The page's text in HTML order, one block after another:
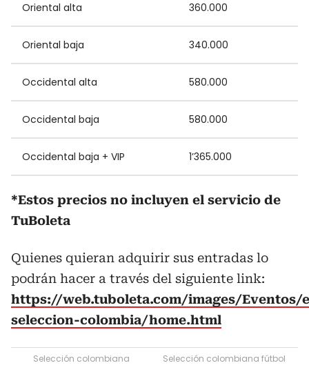
Oriental alta 360.000
Oriental baja 340.000
Occidental alta 580.000
Occidental baja 580.000
Occidental baja + VIP 1’365.000
*Estos precios no incluyen el servicio de
TuBoleta
Quienes quieran adquirir sus entradas lo
podrán hacer a través del siguiente link:
https://web.tuboleta.com/images/Eventos/
seleccion-colombia/home.html
Selección colombiana
Selección colombiana fútbol